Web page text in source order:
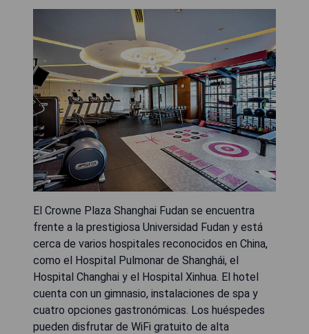
El Crowne Plaza Shanghai Fudan se encuentra
frente a la prestigiosa Universidad Fudan y está
cerca de varios hospitales reconocidos en China,
como el Hospital Pulmonar de Shanghái, el
Hospital Changhai y el Hospital Xinhua. El hotel
cuenta con un gimnasio, instalaciones de spa y
cuatro opciones gastronómicas. Los huéspedes
pueden disfrutar de WiFi gratuito de alta